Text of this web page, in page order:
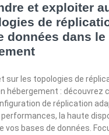
et exploiter
de
données dans le
sur les topologies de
hébergement : découvrez
de réplication
la haute
vos bases de données.